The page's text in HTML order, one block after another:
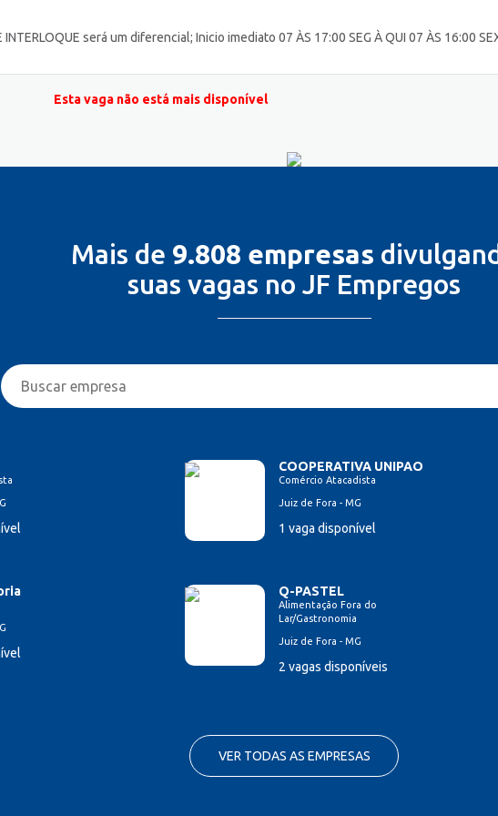
INTERLOQUE será um diferencial; Inicio imediato 07 ÀS 17:00 SEG À QUI 07 ÀS 16:00
Esta vaga não está mais disponível
Mais de 9.808 empresas
suas vagas no JF Empregos
COOPERATIVA UNIPAO
Comércio Atacadista
Juiz de Fora - MG
1 vaga disponível
Q-PASTEL
Alimentação Fora do
Lar/Gastronomia
Juiz de Fora - MG
2 vagas disponíveis
VER TODAS AS EMPRESAS